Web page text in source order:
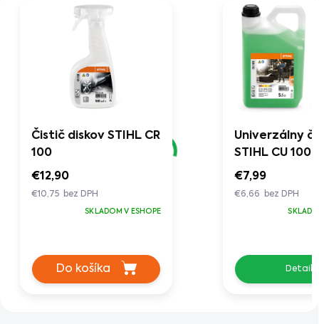
Čistič diskov STIHL CR
100
€12,90
€10,75 bez DPH
SKLADOM V ESHOPE
Do košíka
Univerzálny
STIHL CU 100
€7,99
€6,66 bez DPH
Detail